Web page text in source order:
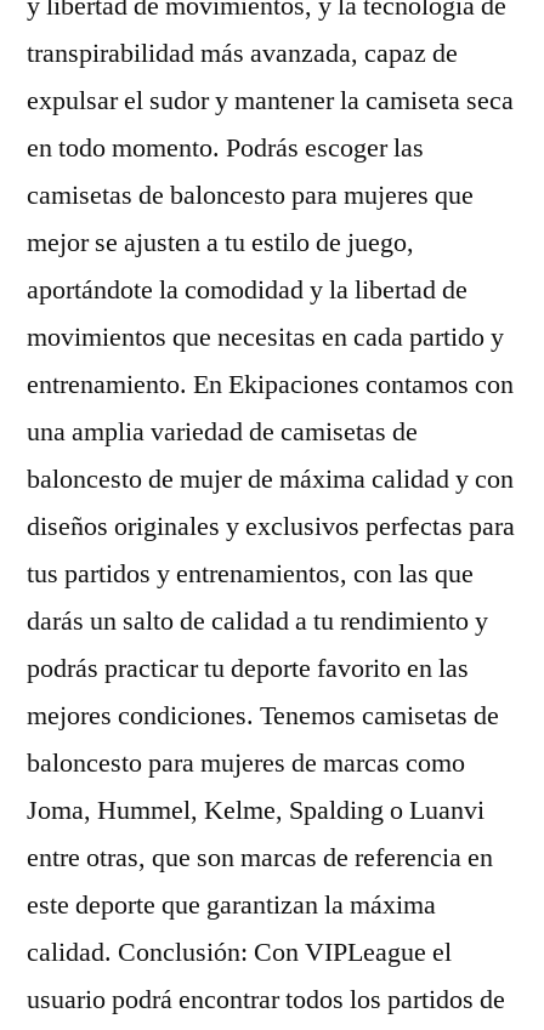
transpirabilidad más avanzada, capaz de
expulsar el sudor y mantener la camiseta seca
en todo momento. Podrás escoger las
camisetas de baloncesto para mujeres que
mejor se ajusten a tu estilo de juego,
aportándote la comodidad y la libertad de
movimientos que necesitas en cada partido y
entrenamiento. En Ekipaciones contamos con
una amplia variedad de camisetas de
baloncesto de mujer de máxima calidad y con
diseños originales y exclusivos perfectas para
tus partidos y entrenamientos, con las que
darás un salto de calidad a tu rendimiento y
podrás practicar tu deporte favorito en las
mejores condiciones. Tenemos camisetas de
baloncesto para mujeres de marcas como
Joma, Hummel, Kelme, Spalding o Luanvi
entre otras, que son marcas de referencia en
este deporte que garantizan la máxima
calidad. Conclusión: Con VIPLeague el
usuario podrá encontrar todos los partidos de